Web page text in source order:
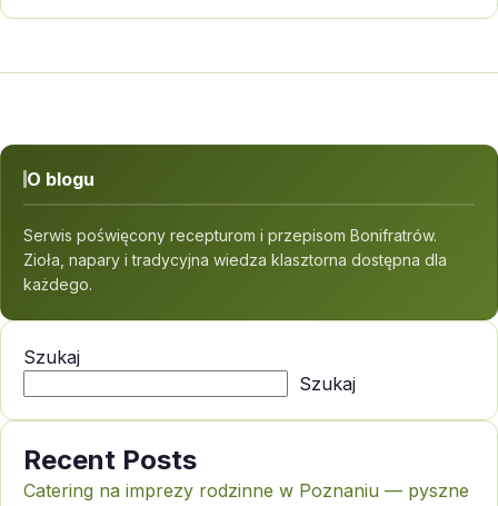
O blogu
Serwis poświęcony recepturom i przepisom Bonifratrów.
Zioła, napary i tradycyjna wiedza klasztorna dostępna dla
każdego.
Szukaj
Szukaj
Recent Posts
Catering na imprezy rodzinne w Poznaniu — pyszne